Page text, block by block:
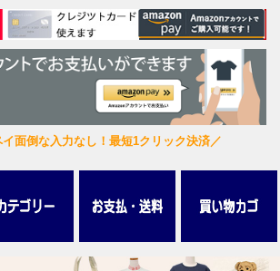
面倒な入力なし！最短1クリック決済／